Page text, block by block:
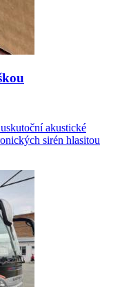
akustické
sirén hlasitou